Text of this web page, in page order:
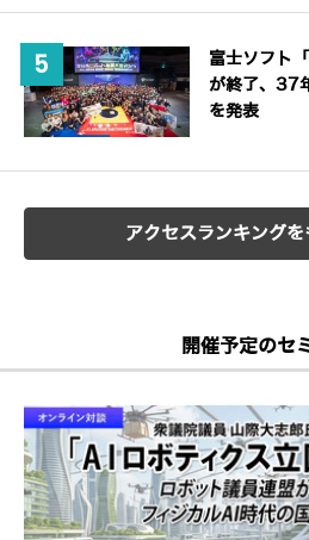
富士ソフト
が終了、37
を発表
アクセスランキングを
開催予定のセ